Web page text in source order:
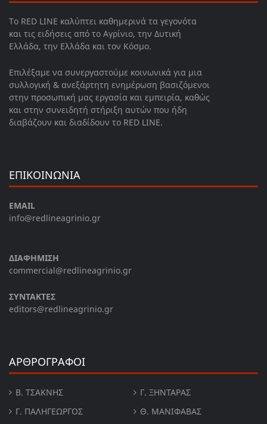
Το RED LINE καλύπτει καθημερινά τα γεγονότα
και τις ειδήσεις από το Αγρίνιο, την Δυτική
Ελλάδα, την Ελλάδα και τον Κόσμο.
Επιλέξαμε να συνεργαστούμε κοινωνικά για μια
συλλογική & ανεξάρτητη ενημέρωση βασιζόμενοι
στην προσωπική μας εργασία και εμπειρία, καθώς
και στην συνειδητή στήριξη αυτών που ήδη
διαβάζουν και διαδίδουν το RED LINE.
ΕΠΙΚΟΙΝΩΝΙΑ
EMAIL
info@redlineagrinio.gr
ΔΙΑΦΗΜΙΣΗ
commercial@redlineagrinio.gr
ΣΥΝΤΑΚΤΕΣ
editors@redlineagrinio.gr
ΑΡΘΡΟΓΡΑΦΟΙ
Β. ΤΣΆΚΝΗΣ
Γ. ΞΗΝΤΆΡΑΣ
Γ. ΠΑΛΗΓΕΏΡΓΟΣ
Θ. ΜΑΝΙΦΑΒΑΣ